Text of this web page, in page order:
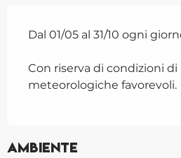
Dal 01/05 al 31/10 ogni
Con riserva di condizioni di
meteorologiche favorevoli.
Ambiente